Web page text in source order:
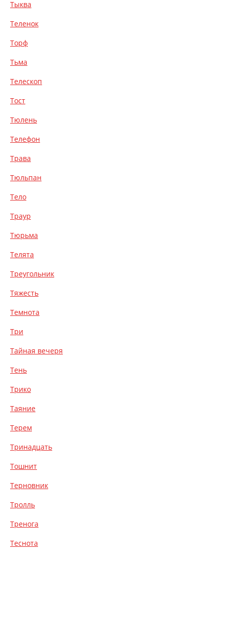
Тыква
Теленок
Торф
Тьма
Телескоп
Тост
Тюлень
Телефон
Трава
Тюльпан
Тело
Траур
Тюрьма
Телята
Треугольник
Тяжесть
Темнота
Три
Тайная вечеря
Тень
Трико
Таяние
Терем
Тринадцать
Тошнит
Терновник
Тролль
Тренога
Теснота